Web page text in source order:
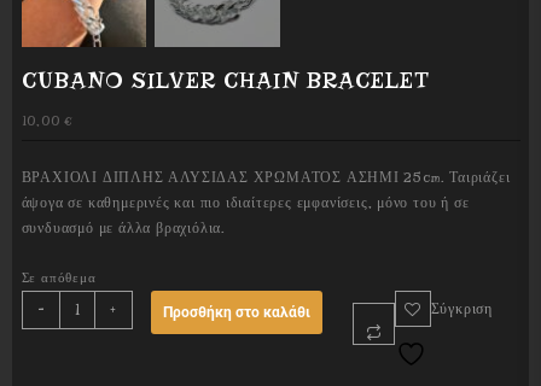
CUBANO SILVER CHAIN BRACELET
10,00€
ΒΡΑΧΙΟΛΙ ΔΙΠΛΗΣ ΑΛΥΣΙΔΑΣ ΧΡΩΜΑΤΟΣ ΑΣΗΜΙ 25cm. Ταιριάζει
άψογα σε καθημερινές και πιο ιδιαίτερες εμφανίσεις, μόνο του ή σε
συνδυασμό με άλλα βραχιόλια.
Σε απόθεμα
-
CUBANO
SILVER
+ Προσθήκη στο καλάθι Σύγκριση